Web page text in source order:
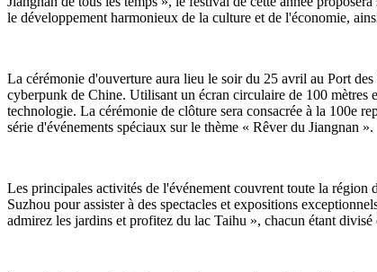
le développement harmonieux de la culture et de l'économie,
La cérémonie d'ouverture aura lieu le soir du 25 avril au Port
cyberpunk de Chine. Utilisant un écran circulaire de 100 mètres
technologie. La cérémonie de clôture sera consacrée à la 100e
série d'événements spéciaux sur le thème « Rêver du Jiangnan ».
Les principales activités de l'événement couvrent toute la région
Suzhou pour assister à des spectacles et expositions
admirez les jardins et profitez du lac Taihu », chacun étant divisé